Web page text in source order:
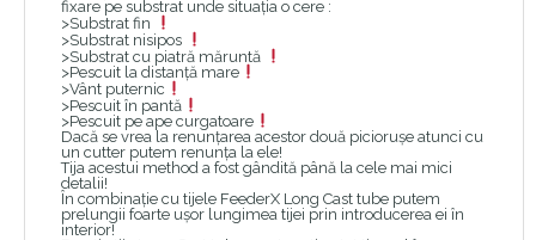
fixare pe substrat unde situația o cere :
>Substrat fin
>Substrat nisipos
>Substrat cu piatră măruntă
>Pescuit la distanță mare
>Vânt puternic
>Pescuit în pantă
>Pescuit pe ape curgatoare
Dacă se vrea la renunțarea acestor două piciorușe atunci cu
un cutter putem renunța la ele!
Tija acestui method a fost gândită până la cele mai mici
detalii!
În combinație cu tijele FeederX Long Cast tube putem
prelungii foarte ușor lungimea tijei prin introducerea ei în
interior!